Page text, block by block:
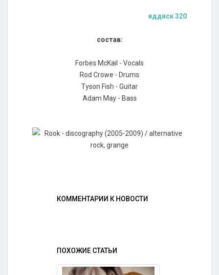
яддиск 320
состав:
Forbes McKail - Vocals
Rod Crowe - Drums
Tyson Fish - Guitar
Adam May - Bass
КОММЕНТАРИИ К НОВОСТИ
ПОХОЖИЕ СТАТЬИ